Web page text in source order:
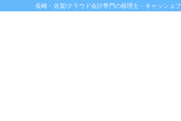
長崎・佐賀/クラウド会計専門の税理士・キャッシュ